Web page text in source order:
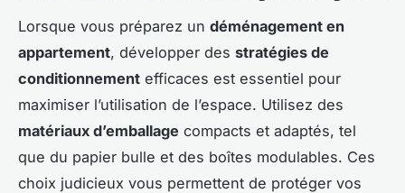
Lorsque vous préparez un déménagement en
appartement, développer des stratégies de
conditionnement efficaces est essentiel pour
maximiser l’utilisation de l’espace. Utilisez des
matériaux d’emballage compacts et adaptés, tel
que du papier bulle et des boîtes modulables. Ces
choix judicieux vous permettent de protéger vos